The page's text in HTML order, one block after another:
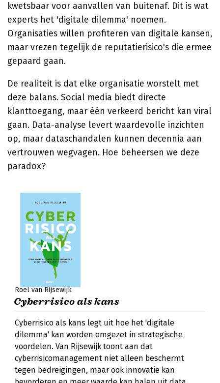
kwetsbaar voor aanvallen van buitenaf. Dit is wat
experts het 'digitale dilemma' noemen.
Organisaties willen profiteren van digitale kansen,
maar vrezen tegelijk de reputatierisico's die ermee
gepaard gaan.
De realiteit is dat elke organisatie worstelt met
deze balans. Social media biedt directe
klanttoegang, maar één verkeerd bericht kan viral
gaan. Data-analyse levert waardevolle inzichten
op, maar dataschandalen kunnen decennia aan
vertrouwen wegvagen. Hoe beheersen we deze
paradox?
Roel van Rijsewijk
Cyberrisico als kans
Cyberrisico als kans legt uit hoe het 'digitale
dilemma' kan worden omgezet in strategische
voordelen. Van Rijsewijk toont aan dat
cyberrisicomanagement niet alleen beschermt
tegen bedreigingen, maar ook innovatie kan